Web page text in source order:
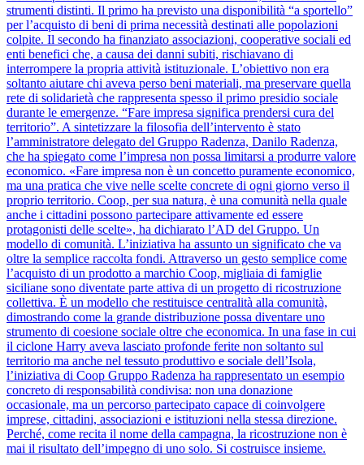
strumenti distinti. Il primo ha previsto una disponibilità “a sportello”
per l’acquisto di beni di prima necessità destinati alle popolazioni
colpite. Il secondo ha finanziato associazioni, cooperative sociali ed
enti benefici che, a causa dei danni subiti, rischiavano di
interrompere la propria attività istituzionale. L’obiettivo non era
soltanto aiutare chi aveva perso beni materiali, ma preservare quella
rete di solidarietà che rappresenta spesso il primo presidio sociale
durante le emergenze. “Fare impresa significa prendersi cura del
territorio”. A sintetizzare la filosofia dell’intervento è stato
l’amministratore delegato del Gruppo Radenza, Danilo Radenza,
che ha spiegato come l’impresa non possa limitarsi a produrre valore
economico. «Fare impresa non è un concetto puramente economico,
ma una pratica che vive nelle scelte concrete di ogni giorno verso il
proprio territorio. Coop, per sua natura, è una comunità nella quale
anche i cittadini possono partecipare attivamente ed essere
protagonisti delle scelte», ha dichiarato l’AD del Gruppo. Un
modello di comunità. L’iniziativa ha assunto un significato che va
oltre la semplice raccolta fondi. Attraverso un gesto semplice come
l’acquisto di un prodotto a marchio Coop, migliaia di famiglie
siciliane sono diventate parte attiva di un progetto di ricostruzione
collettiva. È un modello che restituisce centralità alla comunità,
dimostrando come la grande distribuzione possa diventare uno
strumento di coesione sociale oltre che economica. In una fase in cui
il ciclone Harry aveva lasciato profonde ferite non soltanto sul
territorio ma anche nel tessuto produttivo e sociale dell’Isola,
l’iniziativa di Coop Gruppo Radenza ha rappresentato un esempio
concreto di responsabilità condivisa: non una donazione
occasionale, ma un percorso partecipato capace di coinvolgere
imprese, cittadini, associazioni e istituzioni nella stessa direzione.
Perché, come recita il nome della campagna, la ricostruzione non è
mai il risultato dell’impegno di uno solo. Si costruisce insieme.